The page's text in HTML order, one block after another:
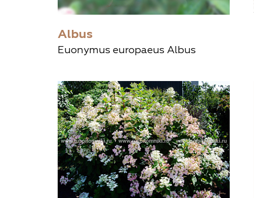
Albus
Euonymus europaeus Albus